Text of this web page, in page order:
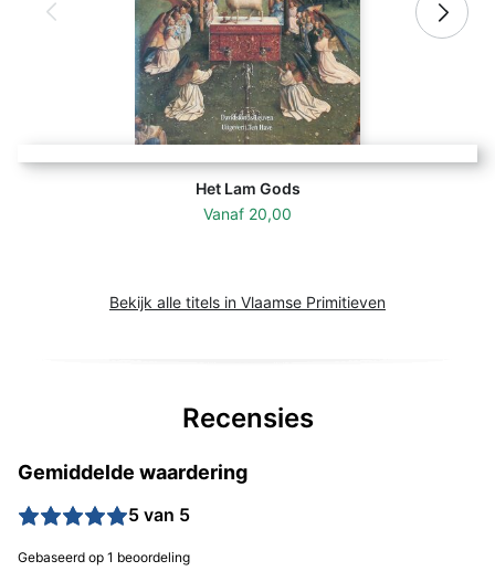
Het Lam Gods
Vanaf 20,00
Bekijk alle titels in Vlaamse Primitieven
Recensies
Gemiddelde waardering
5 van 5
Gebaseerd op 1 beoordeling